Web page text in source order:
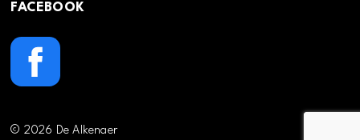
FACEBOOK
© 2026 De Alkenaer